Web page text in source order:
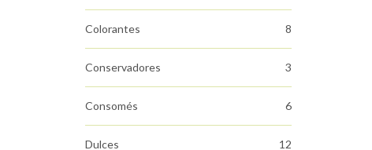
Colorantes 8
Conservadores 3
Consomés 6
Dulces 12